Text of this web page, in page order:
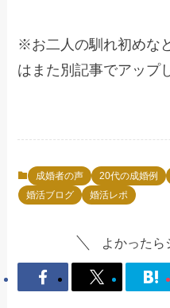
※お二人の馴れ初めな
はまた別記事でアップ
成婚者の声 20代の成婚例
婚活ブログ
婚活レポ
よかったら